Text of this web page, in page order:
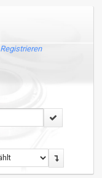
Registrieren